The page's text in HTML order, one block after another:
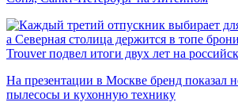
Trouver подвел итоги двух лет на
На презентации в Москве бренд показал
пылесосы и кухонную технику